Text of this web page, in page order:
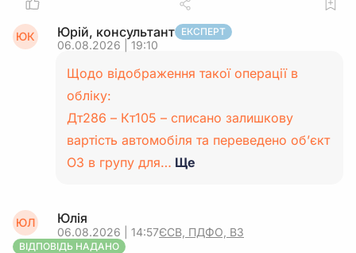
ЮК Юрій, консультант ЕКСПЕРТ
06.08.2026 | 19:10
Щодо відображення такої операції в
обліку:
Дт286 – Кт105 – списано залишкову
вартість автомобіля та переведено об’єкт
ОЗ в групу для… Ще
ЮЛ Юлія
06.08.2026 | 14:57ЄСВ, ПДФО, ВЗ
ВІДПОВІДЬ НАДАНО